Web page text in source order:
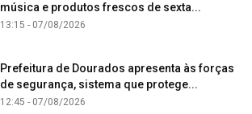
música e produtos frescos de sexta...
13:15 - 07/08/2026
Prefeitura de Dourados apresenta às forças
de segurança, sistema que protege...
12:45 - 07/08/2026